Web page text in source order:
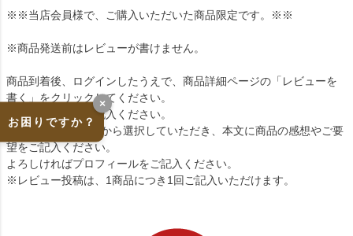
※※当店会員様で、ご購入いただいた商品限定です。※※
※商品発送前はレビューが書けません。
商品到着後、ログインしたうえで、商品詳細ページの「レビューを
書く」をクリックしてください。
ニックネームをご記入ください。
おすすめ度を5段階から選択していただき、本文に商品の感想やご要
望をご記入ください。
よろしければプロフィールをご記入ください。
※レビュー投稿は、1商品につき1回ご記入いただけます。
お困りですか？
×